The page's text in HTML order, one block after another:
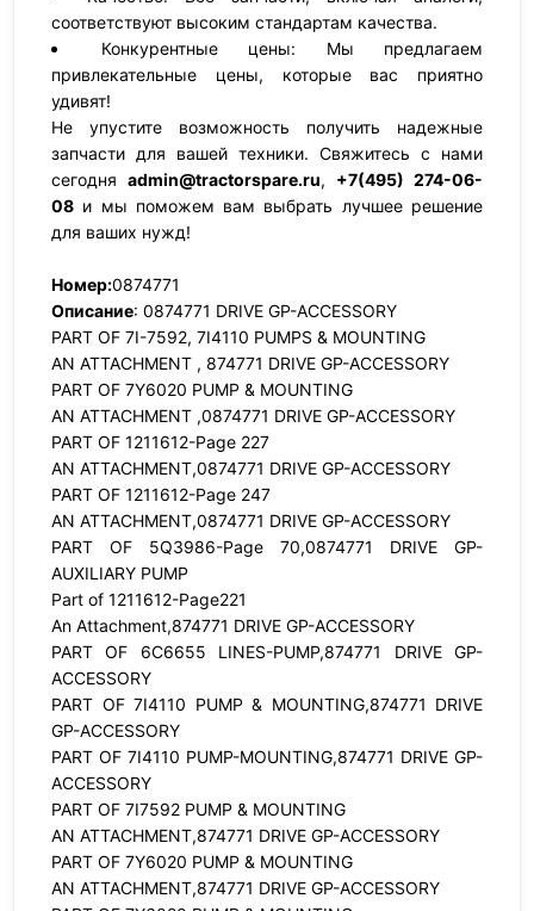
соответствуют высоким стандартам качества.
Конкурентные цены: Мы предлагаем
привлекательные цены, которые вас приятно
удивят!
Не упустите возможность получить надежные
запчасти для вашей техники. Свяжитесь с нами
сегодня admin@tractorspare.ru, +7(495) 274-06-
08 и мы поможем вам выбрать лучшее решение
для ваших нужд!
Номер:0874771
Описание: 0874771 DRIVE GP-ACCESSORY
PART OF 7I-7592, 7I4110 PUMPS & MOUNTING
AN ATTACHMENT , 874771 DRIVE GP-ACCESSORY
PART OF 7Y6020 PUMP & MOUNTING
AN ATTACHMENT ,0874771 DRIVE GP-ACCESSORY
PART OF 1211612-Page 227
AN ATTACHMENT,0874771 DRIVE GP-ACCESSORY
PART OF 1211612-Page 247
AN ATTACHMENT,0874771 DRIVE GP-ACCESSORY
PART OF 5Q3986-Page 70,0874771 DRIVE GP-
AUXILIARY PUMP
Part of 1211612-Page221
An Attachment,874771 DRIVE GP-ACCESSORY
PART OF 6C6655 LINES-PUMP,874771 DRIVE GP-
ACCESSORY
PART OF 7I4110 PUMP & MOUNTING,874771 DRIVE
GP-ACCESSORY
PART OF 7I4110 PUMP-MOUNTING,874771 DRIVE GP-
ACCESSORY
PART OF 7I7592 PUMP & MOUNTING
AN ATTACHMENT,874771 DRIVE GP-ACCESSORY
PART OF 7Y6020 PUMP & MOUNTING
AN ATTACHMENT,874771 DRIVE GP-ACCESSORY